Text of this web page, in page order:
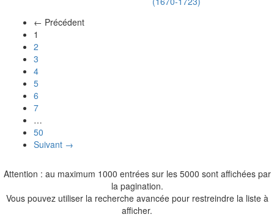
← Précédent
1
2
3
4
5
6
7
…
50
Suivant →
Attention : au maximum 1000 entrées sur les 5000 sont affichées par
la pagination.
Vous pouvez utiliser la recherche avancée pour restreindre la liste à
afficher.